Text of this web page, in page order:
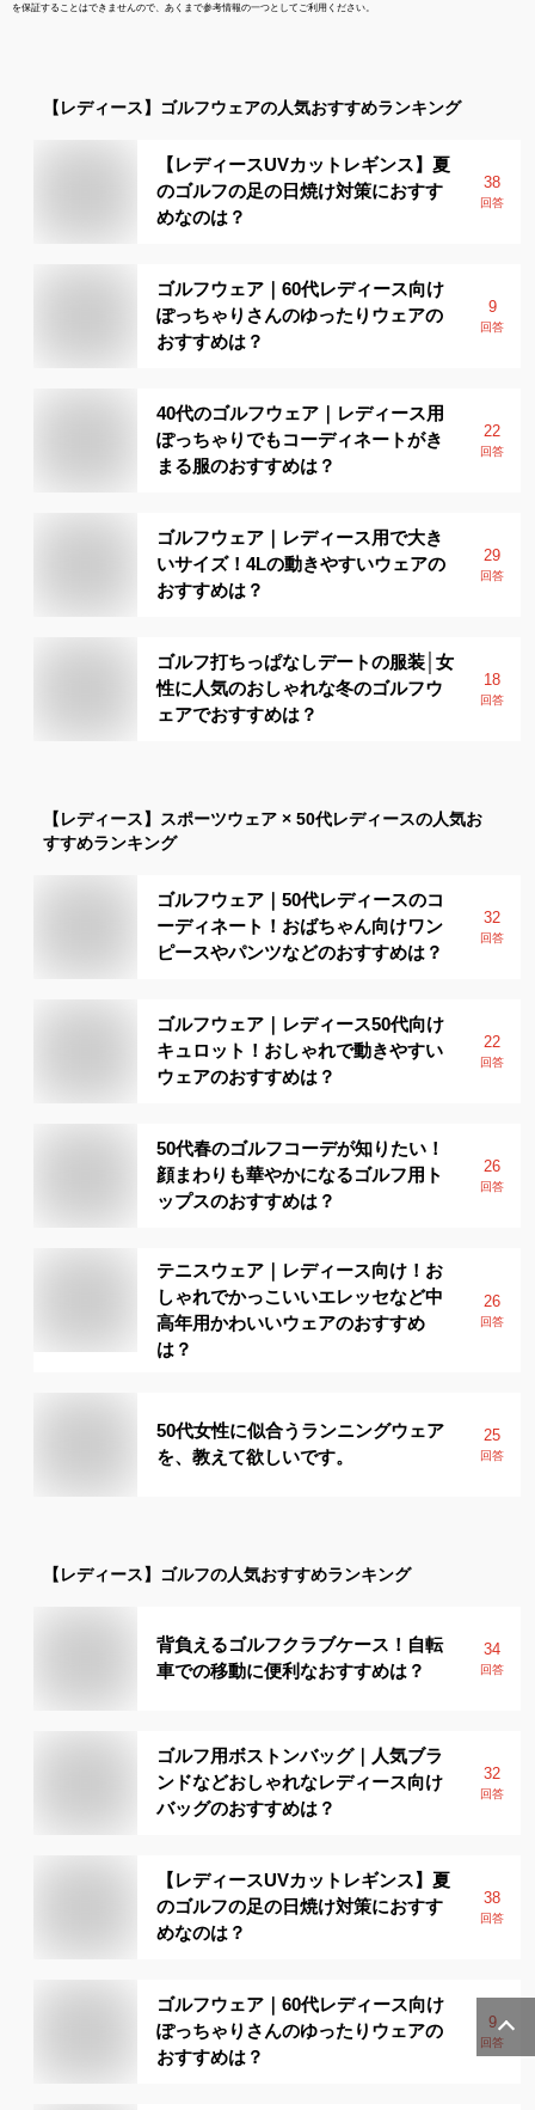
を保証することはできませんので、あくまで参考情報の一つとしてご利用ください。
【レディース】 ゴルフウェアの人気おすすめランキング
【レディースUVカットレギンス】夏
のゴルフの足の日焼け対策におすす
めなのは？
38
回答
ゴルフウェア｜60代レディース向け
ぽっちゃりさんのゆったりウェアの
おすすめは？
9
回答
40代のゴルフウェア｜レディース用
ぽっちゃりでもコーディネートがき
まる服のおすすめは？
22
回答
ゴルフウェア｜レディース用で大き
いサイズ！4Lの動きやすいウェアの
おすすめは？
29
回答
ゴルフ打ちっぱなしデートの服装│女
性に人気のおしゃれな冬のゴルフウ
ェアでおすすめは？
18
回答
【レディース】 スポーツウェア × 50代レディースの人気お
すすめランキング
ゴルフウェア｜50代レディースのコ
ーディネート！おばちゃん向けワン
ピースやパンツなどのおすすめは？
32
回答
ゴルフウェア｜レディース50代向け
キュロット！おしゃれで動きやすい
ウェアのおすすめは？
22
回答
50代春のゴルフコーデが知りたい！
顔まわりも華やかになるゴルフ用ト
ップスのおすすめは？
26
回答
テニスウェア｜レディース向け！お
しゃれでかっこいいエレッセなど中
高年用かわいいウェアのおすすめ
は？
26
回答
50代女性に似合うランニングウェア
を、教えて欲しいです。
25
回答
【レディース】 ゴルフの人気おすすめランキング
背負えるゴルフクラブケース！自転
車での移動に便利なおすすめは？
34
回答
ゴルフ用ボストンバッグ｜人気ブラ
ンドなどおしゃれなレディース向け
バッグのおすすめは？
32
回答
【レディースUVカットレギンス】夏
のゴルフの足の日焼け対策におすす
めなのは？
38
回答
ゴルフウェア｜60代レディース向け
ぽっちゃりさんのゆったりウェアの
おすすめは？
9
回答